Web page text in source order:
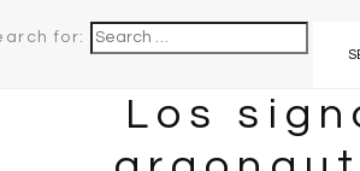
for:
Los